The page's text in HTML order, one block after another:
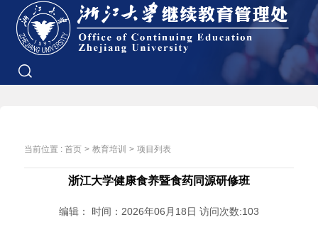
当前位置 : 首页 > 教育培训 > 项目列表
浙江大学健康食养暨食药同源研修班
编辑： 时间：2026年06月18日 访问次数:103